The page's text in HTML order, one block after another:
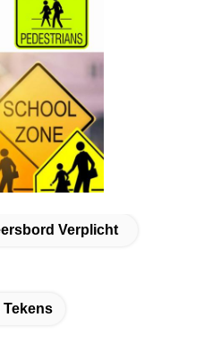
Verplicht